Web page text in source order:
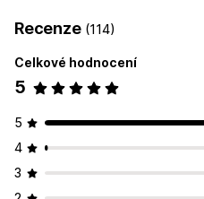
Recenze (114)
Celkové hodnocení
5
5
4
3